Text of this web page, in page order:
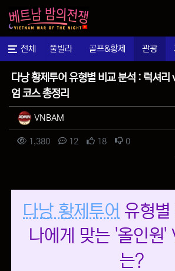
전체 메뉴
마사지 풀빌라 골프&황제 관광
팁&정보
다낭 황제투어 유형별 비교 분석 : 럭셔리
엄 코스 총정리
작성자 정보
VNBAM
컨텐츠 정보
1,380조회 12 댓글 18추천 0비추천
다낭 황제투어 유형
나에게 맞는 '올인원
는?